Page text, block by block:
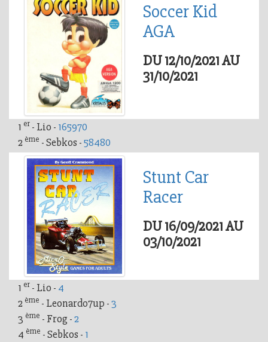
Soccer Kid
AGA
DU 12/10/2021 AU
31/10/2021
1 er - Lio - 165970
2 ème - Sebkos -58480
Stunt Car
Racer
DU 16/09/2021 AU
03/10/2021
1 er - Lio - 4
2 ème - Leonardo7up -3
3 ème - Frog -2
4 ème - Sebkos - 1